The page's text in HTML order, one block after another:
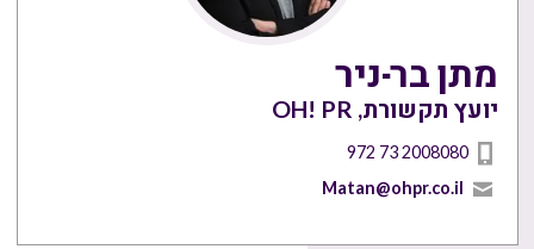
מתן בר-ניר
יועץ תקשורת, OH! PR
972 73 2008080
Matan@ohpr.co.il